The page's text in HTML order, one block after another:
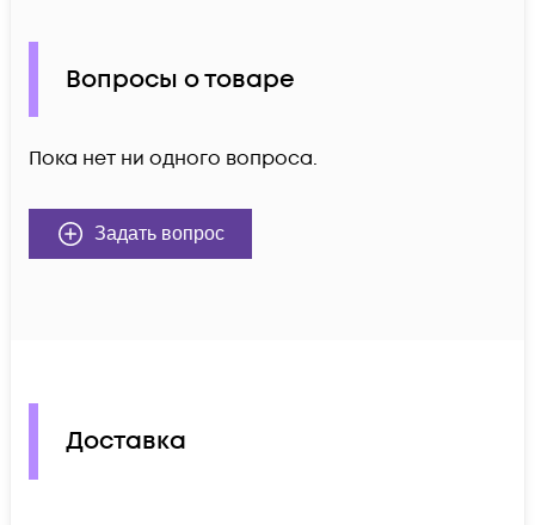
Вопросы о товаре
Пока нет ни одного вопроса.
Задать вопрос
Доставка